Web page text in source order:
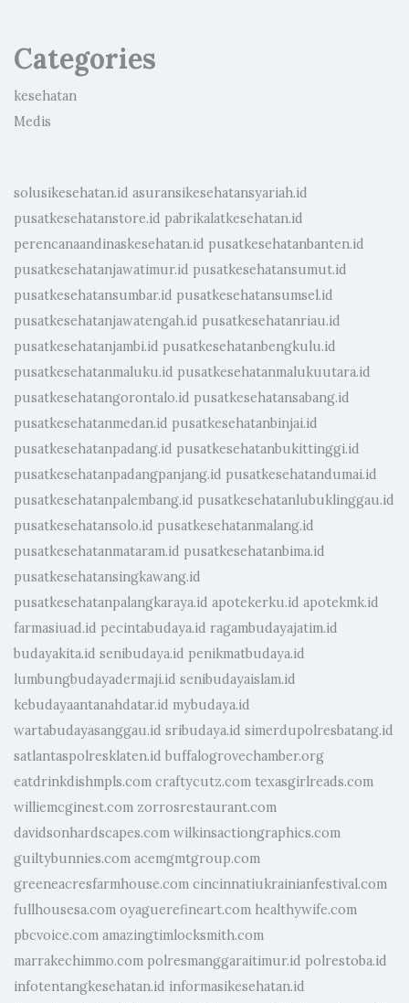
Categories
kesehatan
Medis
solusikesehatan.id asuransikesehatansyariah.id
pusatkesehatanstore.id pabrikalatkesehatan.id
perencanaandinaskesehatan.id pusatkesehatanbanten.id
pusatkesehatanjawatimur.id pusatkesehatansumut.id
pusatkesehatansumbar.id pusatkesehatansumsel.id
pusatkesehatanjawatengah.id pusatkesehatanriau.id
pusatkesehatanjambi.id pusatkesehatanbengkulu.id
pusatkesehatanmaluku.id pusatkesehatanmalukuutara.id
pusatkesehatangorontalo.id pusatkesehatansabang.id
pusatkesehatanmedan.id pusatkesehatanbinjai.id
pusatkesehatanpadang.id pusatkesehatanbukittinggi.id
pusatkesehatanpadangpanjang.id pusatkesehatandumai.id
pusatkesehatanpalembang.id pusatkesehatanlubuklinggau.id
pusatkesehatansolo.id pusatkesehatanmalang.id
pusatkesehatanmataram.id pusatkesehatanbima.id
pusatkesehatansingkawang.id
pusatkesehatanpalangkaraya.id apotekerku.id apotekmk.id
farmasiuad.id pecintabudaya.id ragambudayajatim.id
budayakita.id senibudaya.id penikmatbudaya.id
lumbungbudayadermaji.id senibudayaislam.id
kebudayaantanahdatar.id mybudaya.id
wartabudayasanggau.id sribudaya.id simerdupolresbatang.id
satlantaspolresklaten.id buffalogrovechamber.org
eatdrinkdishmpls.com craftycutz.com texasgirlreads.com
williemcginest.com zorrosrestaurant.com
davidsonhardscapes.com wilkinsactiongraphics.com
guiltybunnies.com acemgmtgroup.com
greeneacresfarmhouse.com cincinnatiukrainianfestival.com
fullhousesa.com oyaguerefineart.com healthywife.com
pbcvoice.com amazingtimlocksmith.com
marrakechimmo.com polresmanggaraitimur.id polrestoba.id
infotentangkesehatan.id informasikesehatan.id